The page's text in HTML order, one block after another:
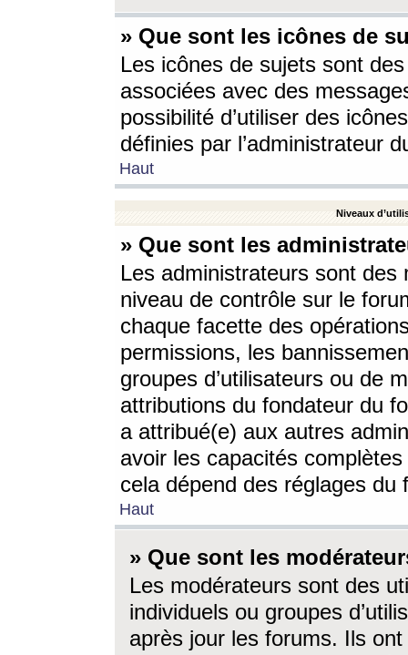
» Que sont les icônes de
Les icônes de sujets sont
associées avec des
possibilité d’utiliser des
définies par l’administrateur
Haut
Niveaux
» Que sont les
Les administrateurs sont
niveau de contrôle sur le
chaque facette des
permissions, les
groupes d’utilisateurs ou de
attributions du fondateur du
a attribué(e) aux autres
avoir les capacités
cela dépend des réglages du
Haut
» Que sont les
Les modérateurs sont des
individuels ou groupes
après jour les forums. Ils ont